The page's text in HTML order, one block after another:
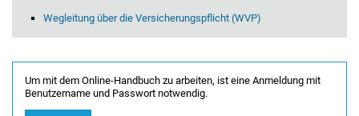
Wegleitung über die Versicherungspflicht (WVP)
Um mit dem Online-Handbuch zu arbeiten, ist eine Anmeldung mit
Benutzername und Passwort notwendig.